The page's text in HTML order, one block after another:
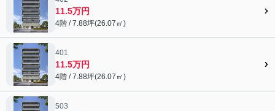
11.5万円
4階 / 7.88坪(26.07㎡)
401
11.5万円
4階 / 7.88坪(26.07㎡)
503